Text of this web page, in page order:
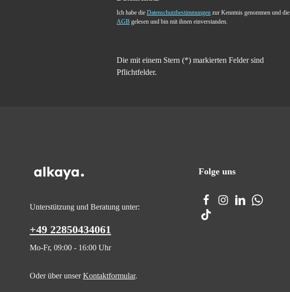
Ich habe die Datenschutzbestimmungen zur Kenntnis genommen und die
AGB gelesen und bin mit ihnen einverstanden.
Die mit einem Stern (*) markierten Felder sind
Pflichtfelder.
Unterstützung und Beratung unter:
+49 22850434061
Mo-Fr, 09:00 - 16:00 Uhr
Oder über unserKontaktformular.
Folge uns